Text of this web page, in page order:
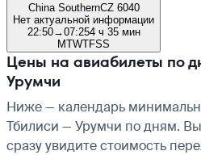
China SouthernCZ 6040
Нет актуальной информации
22:50→07:254 ч 35 мин
MTWTFSS
Цены на авиабилеты по
Урумчи
Ниже — календарь
Тбилиси — Урумчи по дням.
сразу увидите стоимость